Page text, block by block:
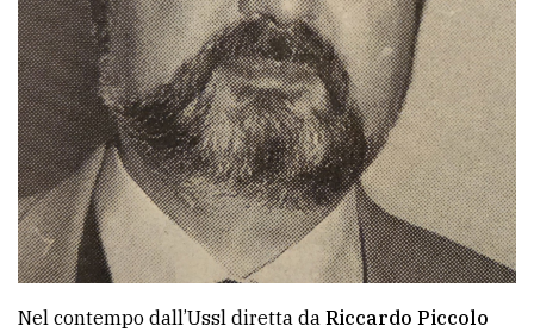
Nel contempo dall’Ussl diretta da Riccardo Piccolo